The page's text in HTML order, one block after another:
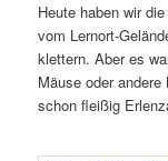
Heute haben wir
vom Lernort-
klettern. Aber es
Mäuse oder
schon fleißig